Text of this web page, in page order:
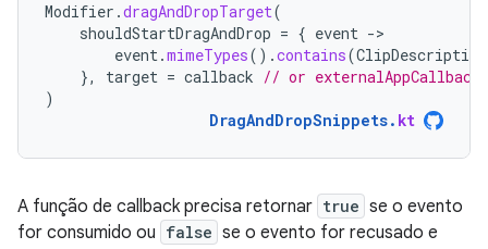
Modifier .dragAndDropTarget(
shouldStartDragAndDrop = { event -
event.mimeTypes().contains(ClipDescription
},
target = callback // or externalAppCallback
)
DragAndDropSnippets. kt
A função de callback precisa retornar true se o evento
for consumido ou false se o evento for recusado e